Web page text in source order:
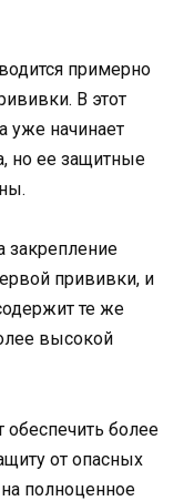
примерно
В этот
уже начинает
но ее защитные
закрепление
прививки, и
те же
высокой
обеспечить более
от опасных
полноценное